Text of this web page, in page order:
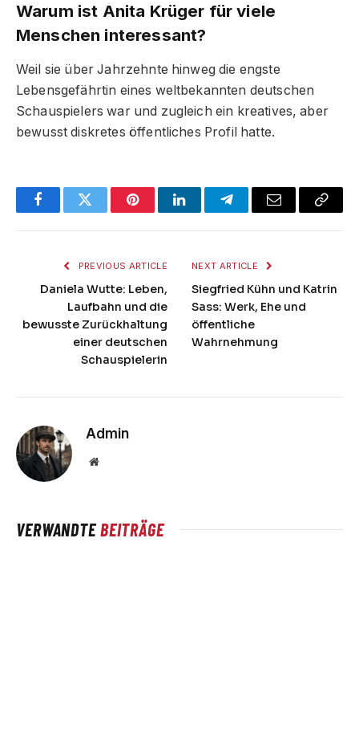
Warum ist Anita Krüger für viele
Menschen interessant?
Weil sie über Jahrzehnte hinweg die engste
Lebensgefährtin eines weltbekannten deutschen
Schauspielers war und zugleich ein kreatives, aber
bewusst diskretes öffentliches Profil hatte.
FacebookTwitter PinterestLinkedInTelegramEmail
Copy
PREVIOUS ARTICLE
Daniela Wutte: Leben,
Laufbahn und die
bewusste Zurückhaltung
einer deutschen
Schauspielerin
NEXT ARTICLE
Siegfried Kühn und Katrin
Sass: Werk, Ehe und
öffentliche
Wahrnehmung
Admin
Website
VERWANDTEBEITRÄGE